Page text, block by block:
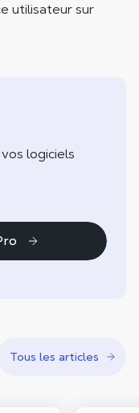
utilisateur sur
logiciels
Tous les articles